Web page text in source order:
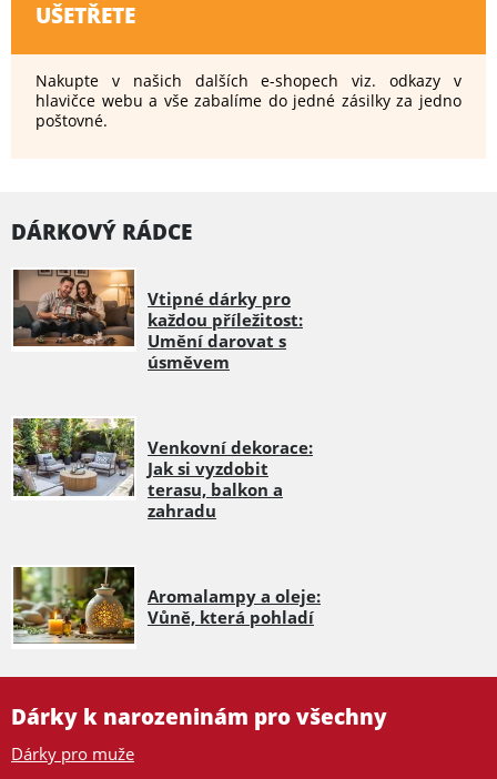
UŠETŘETE
Nakupte v našich dalších e-shopech viz. odkazy v
hlavičce webu a vše zabalíme do jedné zásilky za jedno
poštovné.
DÁRKOVÝ RÁDCE
Vtipné dárky pro
každou příležitost:
Umění darovat s
úsměvem
Venkovní dekorace:
Jak si vyzdobit
terasu, balkon a
zahradu
Aromalampy a oleje:
Vůně, která pohladí
Dárky k narozeninám pro všechny
Dárky pro muže